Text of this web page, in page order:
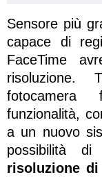
Sensore più
capace di
FaceTime
funzionalità,
a un nuovo
possibilità
risoluzione di